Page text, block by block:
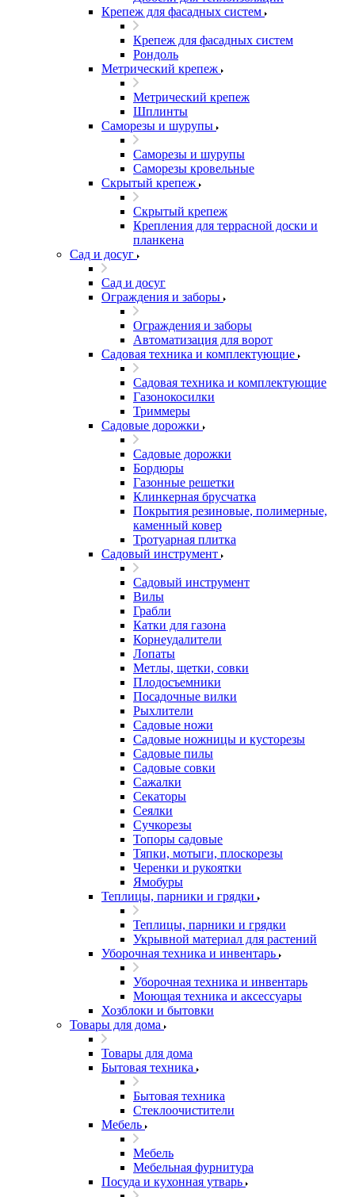
Крепеж для фасадных систем
Крепеж для фасадных систем
Рондоль
Метрический крепеж
Метрический крепеж
Шплинты
Саморезы и шурупы
Саморезы и шурупы
Саморезы кровельные
Скрытый крепеж
Скрытый крепеж
Крепления для террасной доски и
планкена
Сад и досуг
Сад и досуг
Ограждения и заборы
Ограждения и заборы
Автоматизация для ворот
Садовая техника и комплектующие
Садовая техника и комплектующие
Газонокосилки
Триммеры
Садовые дорожки
Садовые дорожки
Бордюры
Газонные решетки
Клинкерная брусчатка
Покрытия резиновые, полимерные,
каменный ковер
Тротуарная плитка
Садовый инструмент
Садовый инструмент
Вилы
Грабли
Катки для газона
Корнеудалители
Лопаты
Метлы, щетки, совки
Плодосъемники
Посадочные вилки
Рыхлители
Садовые ножи
Садовые ножницы и кусторезы
Садовые пилы
Садовые совки
Сажалки
Секаторы
Сеялки
Сучкорезы
Топоры садовые
Тяпки, мотыги, плоскорезы
Черенки и рукоятки
Ямобуры
Теплицы, парники и грядки
Теплицы, парники и грядки
Укрывной материал для растений
Уборочная техника и инвентарь
Уборочная техника и инвентарь
Моющая техника и аксессуары
Хозблоки и бытовки
Товары для дома
Товары для дома
Бытовая техника
Бытовая техника
Стеклоочистители
Мебель
Мебель
Мебельная фурнитура
Посуда и кухонная утварь